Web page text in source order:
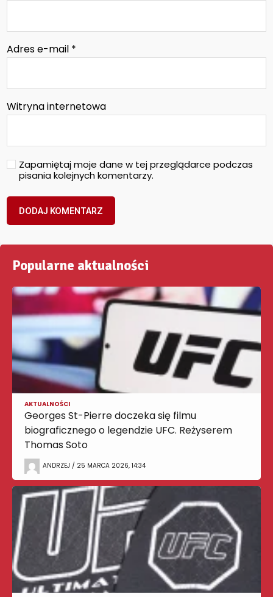
Adres e-mail *
Witryna internetowa
Zapamiętaj moje dane w tej przeglądarce podczas
pisania kolejnych komentarzy.
Popularne aktualności
AKTUALNOŚCI
Georges St-Pierre doczeka się filmu
biograficznego o legendzie UFC. Reżyserem
Thomas Soto
ANDRZEJ / 25 MARCA 2026, 14:34